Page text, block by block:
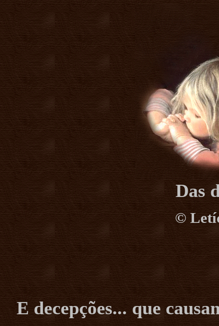
Das
©
E decepções... que